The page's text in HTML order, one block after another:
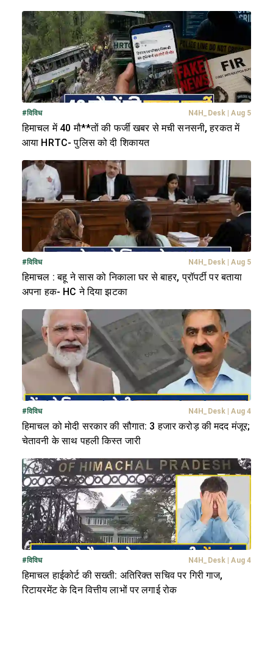
#विविध N4H_Desk Aug 5
हिमाचल में 40 मौ**तों की फर्जी खबर से मची सनसनी, हरकत में
आया HRTC- पुलिस को दी शिकायत
#विविध N4H_Desk Aug 5
हिमाचल : बहू ने सास को निकाला घर से बाहर, प्रॉपर्टी पर बताया
अपना हक- HC ने दिया झटका
#विविध N4H_Desk Aug 4
हिमाचल को मोदी सरकार की सौगात: 3 हजार करोड़ की मदद मंजूर;
चेतावनी के साथ पहली किस्त जारी
#विविध N4H_Desk Aug 4
हिमाचल हाईकोर्ट की सख्ती: अतिरिक्त सचिव पर गिरी गाज,
रिटायरमेंट के दिन वित्तीय लाभों पर लगाई रोक